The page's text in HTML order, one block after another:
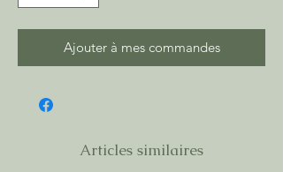
Ajouter à mes commandes
Articles similaires